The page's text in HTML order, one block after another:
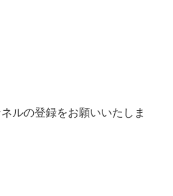
ルの登録をお願いいたしま